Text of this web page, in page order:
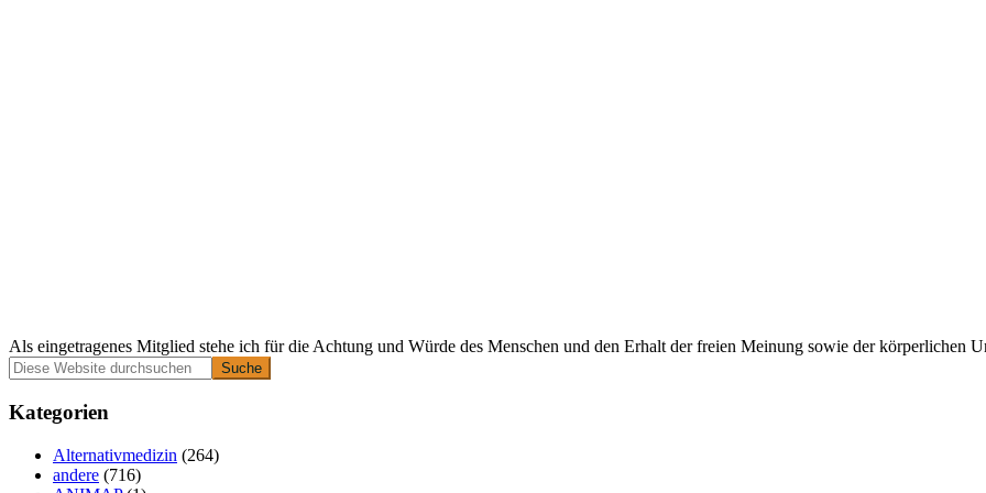
Als eingetragenes Mitglied stehe ich für die Achtung und Würde des Menschen und den Erhalt der freien Meinung sowie der körperlichen
Primäre
Seitenleiste
Diese
Website
durchsuchen
Kategorien
Alternativmedizin (264)
andere (716)